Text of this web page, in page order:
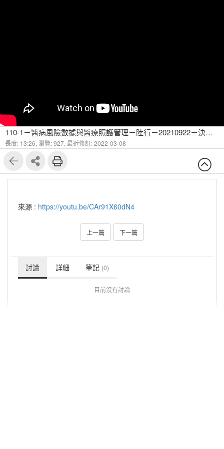
110-1－醫病風險數據與醫療照護管理－陸行－20210922－決策模式與糖尿病風險數據-3
長度: 13:26, 瀏覽: 927, 最近修訂: 2022-03-08
來源 : https://youtu.be/CAr91X60dN4
上一篇 下一篇
討論 詳細 筆記 (0)
目前沒有討論